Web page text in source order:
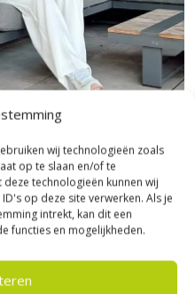
wij technologieën zoals
op te slaan en/of te
technologieën kunnen wij
op deze site verwerken. Als je
intrekt, kan dit een
functies en mogelijkheden.
XXL
vind je in het